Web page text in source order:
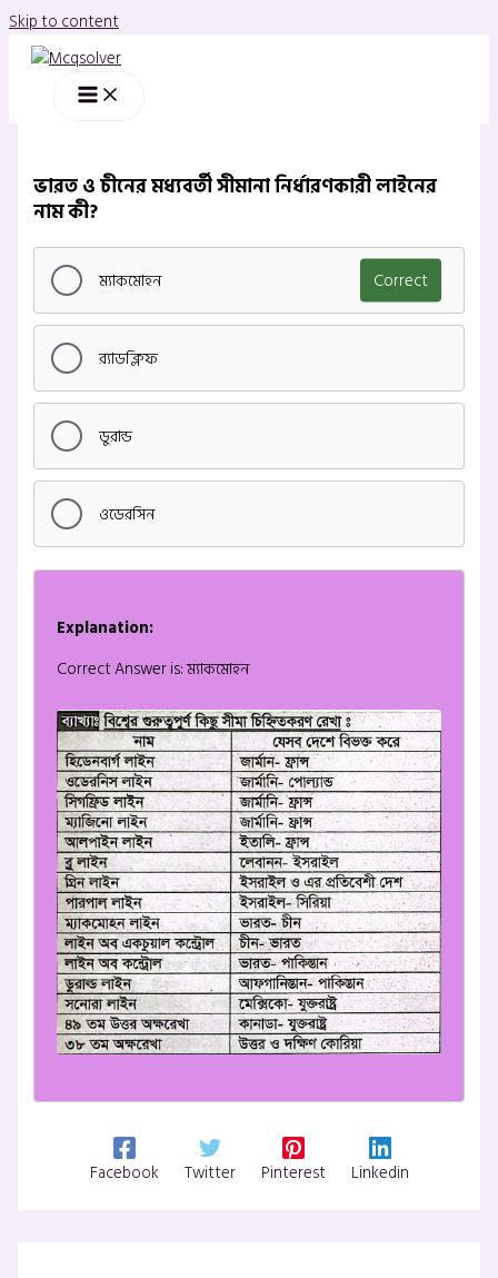
Skip to content
ভারত ও চীনের মধ্যবর্তী সীমানা নির্ধারণকারী লাইনের
নাম কী?
ম্যাকমোহন Correct
র‍্যাডক্লিফ
ডুরান্ড
ওডেরসিন
Explanation:
Correct Answer is: ম্যাকমোহন
Facebook Twitter Pinterest Linkedin